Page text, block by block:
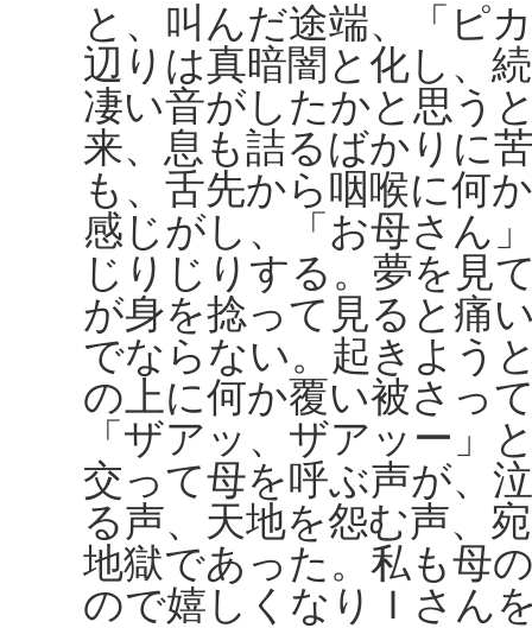
と、叫んだ途端、「ピ
辺りは真暗闇と化し、
凄い音がしたかと思う
来、息も詰るばかりに
も、舌先から咽喉に何
感じがし、「お母さん
じりじりする。夢を見
が身を捻って見ると痛
でならない。起きよう
の上に何か覆い被さっ
「ザアッ、ザアッー」
交って母を呼ぶ声が、
る声、天地を怨む声、
地獄であった。私も母
ので嬉しくなりＩさん